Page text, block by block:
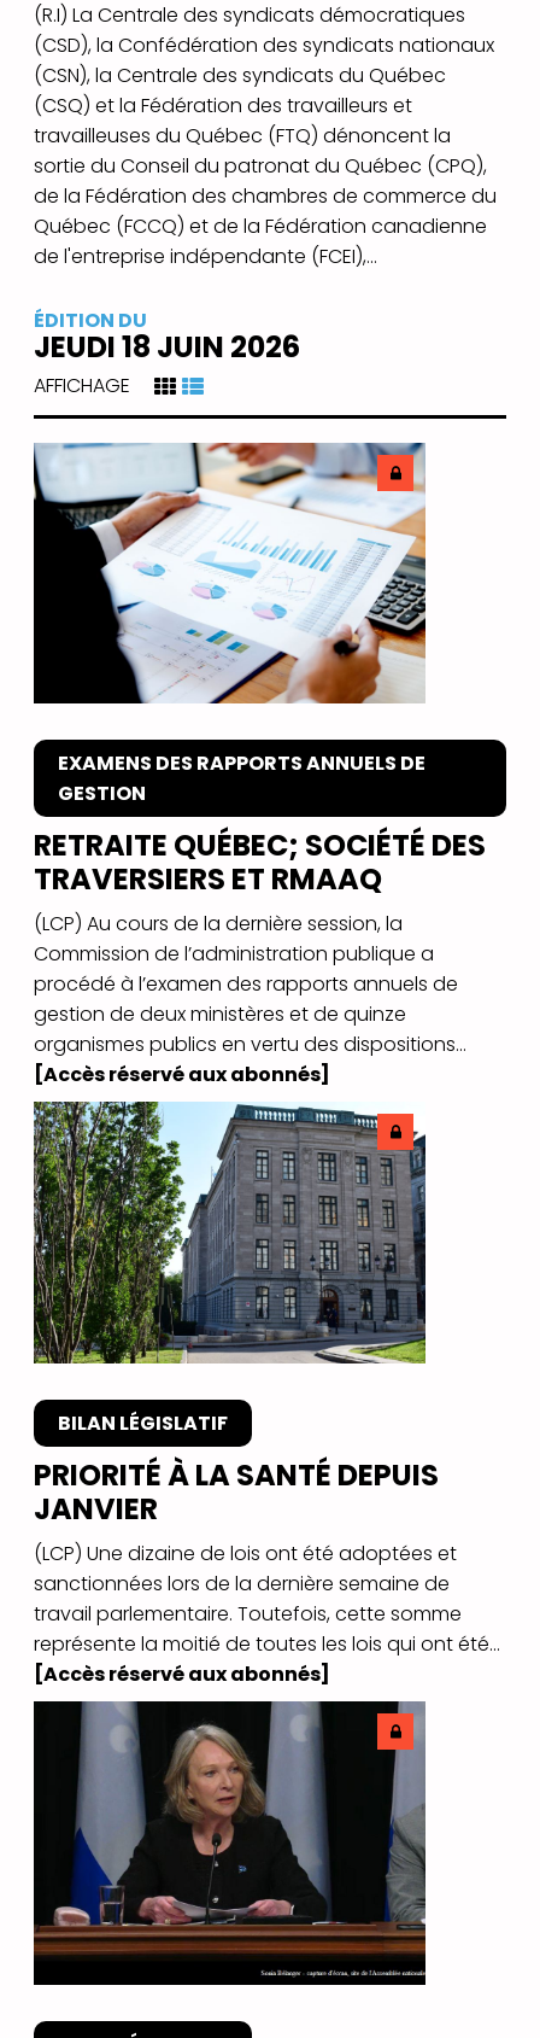
(R.I) La Centrale des syndicats démocratiques
(CSD), la Confédération des syndicats nationaux
(CSN), la Centrale des syndicats du Québec
(CSQ) et la Fédération des travailleurs et
travailleuses du Québec (FTQ) dénoncent la
sortie du Conseil du patronat du Québec (CPQ),
de la Fédération des chambres de commerce du
Québec (FCCQ) et de la Fédération canadienne
de l'entreprise indépendante (FCEI),...
ÉDITION DU
JEUDI 18 JUIN 2026
AFFICHAGE
EXAMENS DES RAPPORTS ANNUELS DE
GESTION
RETRAITE QUÉBEC; SOCIÉTÉ DES
TRAVERSIERS ET RMAAQ
(LCP) Au cours de la dernière session, la
Commission de l’administration publique a
procédé à l’examen des rapports annuels de
gestion de deux ministères et de quinze
organismes publics en vertu des dispositions...
[Accès réservé aux abonnés]
BILAN LÉGISLATIF
PRIORITÉ À LA SANTÉ DEPUIS
JANVIER
(LCP) Une dizaine de lois ont été adoptées et
sanctionnées lors de la dernière semaine de
travail parlementaire. Toutefois, cette somme
représente la moitié de toutes les lois qui ont été...
[Accès réservé aux abonnés]